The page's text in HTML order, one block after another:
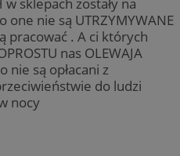
one nie są UTRZYMYWANE
pracować . A ci których
nas OLEWAJA
nie są opłacani z
do ludzi
nocy